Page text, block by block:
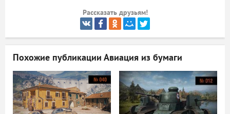
Рассказать друзьям!
Похожие публикации Авиация из бумаги